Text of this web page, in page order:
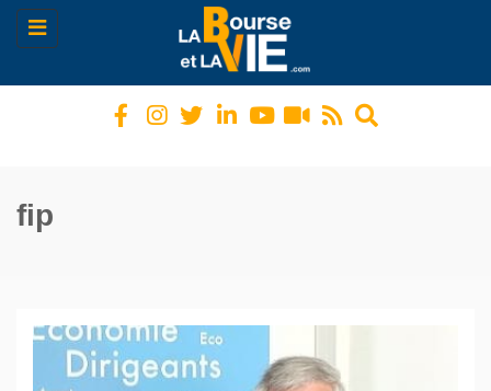
Toggle
navigation
fip